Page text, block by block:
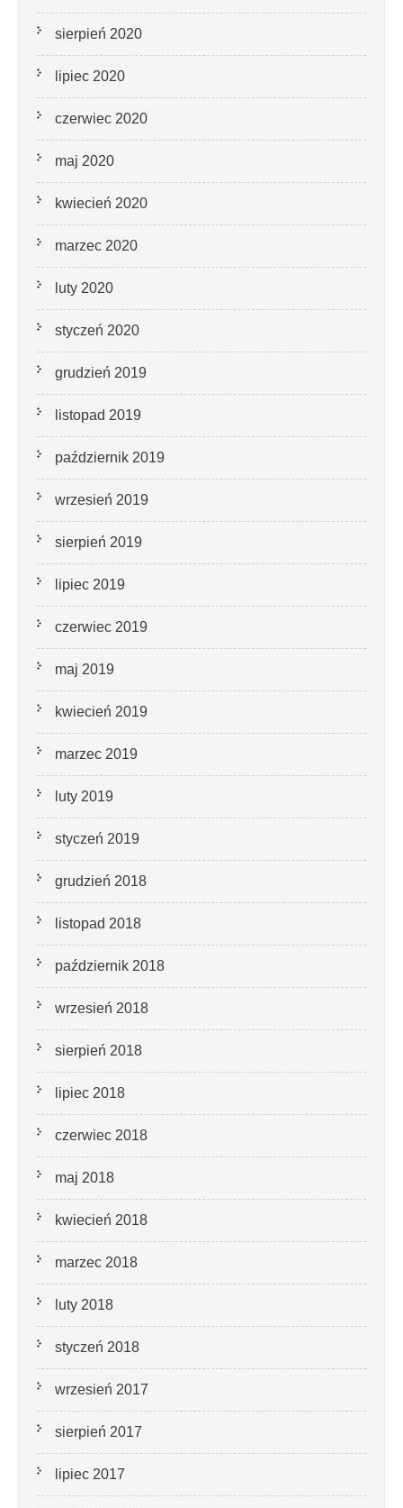
sierpień 2020
lipiec 2020
czerwiec 2020
maj 2020
kwiecień 2020
marzec 2020
luty 2020
styczeń 2020
grudzień 2019
listopad 2019
październik 2019
wrzesień 2019
sierpień 2019
lipiec 2019
czerwiec 2019
maj 2019
kwiecień 2019
marzec 2019
luty 2019
styczeń 2019
grudzień 2018
listopad 2018
październik 2018
wrzesień 2018
sierpień 2018
lipiec 2018
czerwiec 2018
maj 2018
kwiecień 2018
marzec 2018
luty 2018
styczeń 2018
wrzesień 2017
sierpień 2017
lipiec 2017